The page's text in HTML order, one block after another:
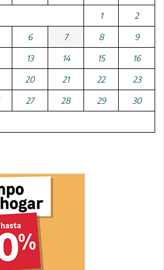
1 2
6 7 8 9
13 14 15 16
20 21 22 23
27 28 29 30